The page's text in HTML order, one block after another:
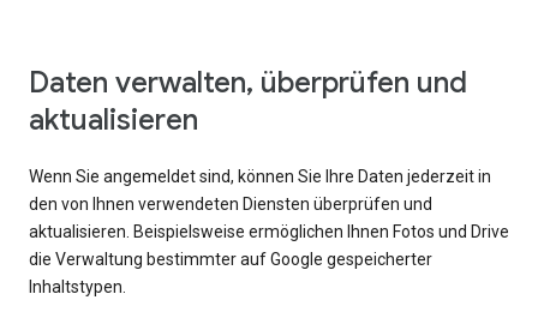
Daten verwalten, überprüfen und
aktualisieren
Wenn Sie angemeldet sind, können Sie Ihre Daten jederzeit in
den von Ihnen verwendeten Diensten überprüfen und
aktualisieren. Beispielsweise ermöglichen Ihnen Fotos und Drive
die Verwaltung bestimmter auf Google gespeicherter
Inhaltstypen.